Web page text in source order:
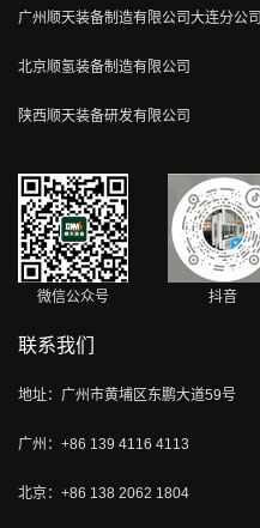
广州顺天装备制造有限公司大连分公司
北京顺氢装备制造有限公司
陕西顺天装备研发有限公司
微信公众号 抖音
联系我们
地址：广州市黄埔区东鹏大道59号
广州：+86 139 4116 4113
北京：+86 138 2062 1804